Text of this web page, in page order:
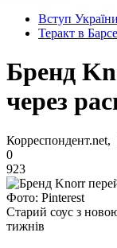
Вступ
Теракт в
Бренд
через
Корреспондент.net,
0
923
Фото: Pinterest
Старий соус з
тижнів